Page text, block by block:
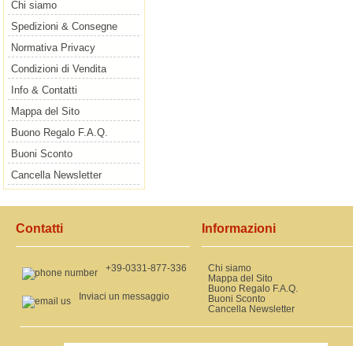
Chi siamo
Spedizioni & Consegne
Normativa Privacy
Condizioni di Vendita
Info & Contatti
Mappa del Sito
Buono Regalo F.A.Q.
Buoni Sconto
Cancella Newsletter
Contatti
+39-0331-877-336
Inviaci un messaggio
Informazioni
Chi siamo
Mappa del Sito
Buono Regalo F.A.Q.
Buoni Sconto
Cancella Newsletter